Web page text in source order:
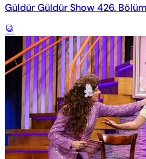
Güldür Güldür Show 426.